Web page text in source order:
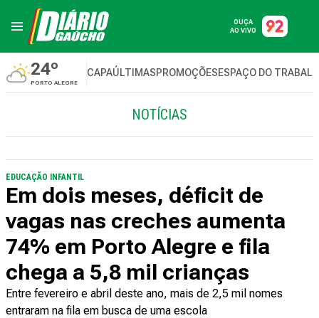
OUÇA
AO VIVO
24º
PORTO ALEGRE
CAPAÚLTIMASPROMOÇÕESESPAÇO DO
NOTÍCIAS
EDUCAÇÃO INFANTIL
Em dois meses, déficit de
vagas nas creches aumenta
74% em Porto Alegre e fila
chega a 5,8 mil crianças
Entre fevereiro e abril deste ano, mais de 2,5 mil nomes
entraram na fila em busca de uma escola